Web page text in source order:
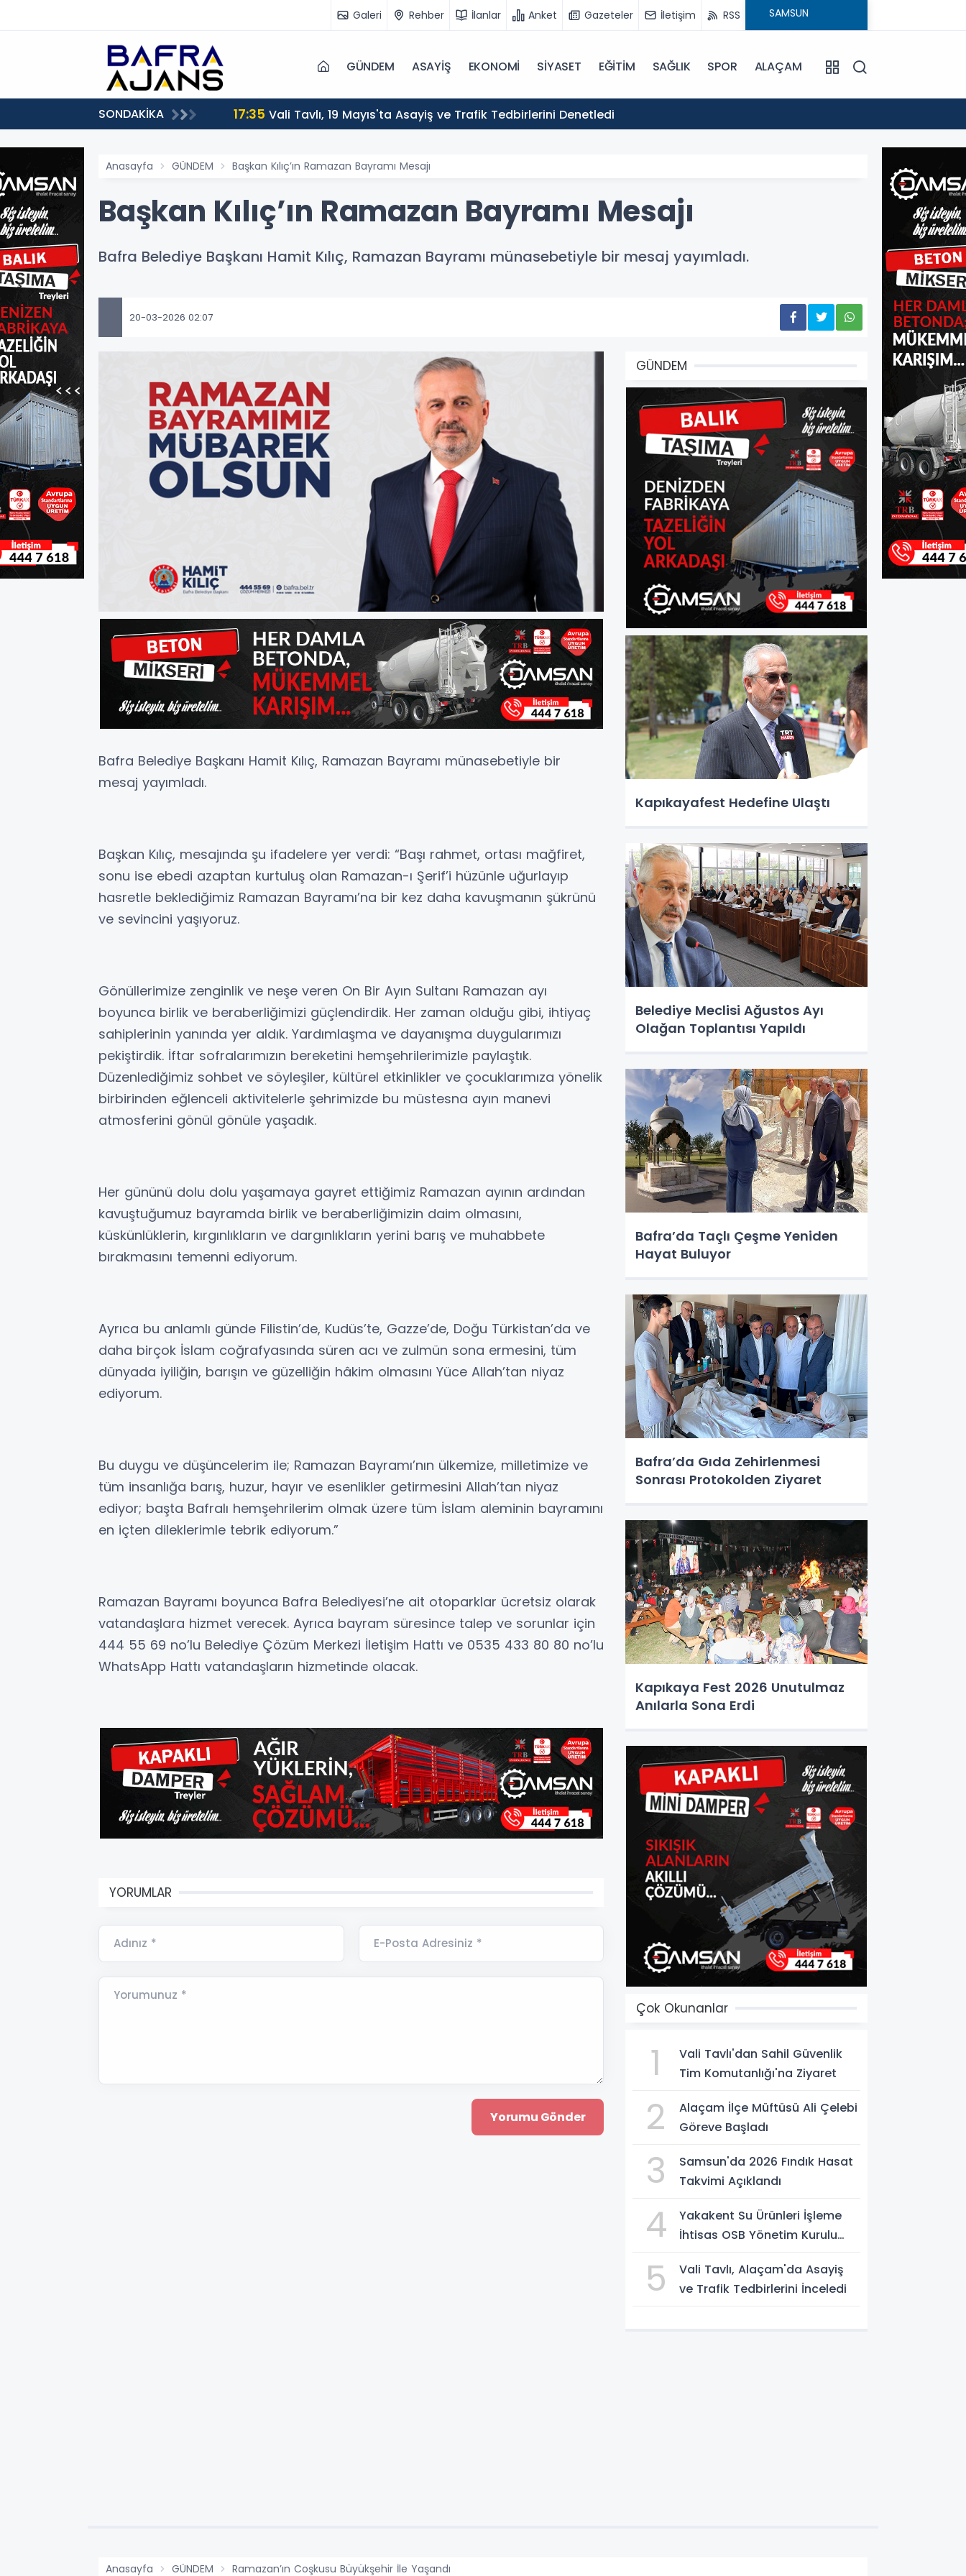
Galeri Rehber İlanlar Anket Gazeteler İletişim RSS
GÜNDEM ASAYİŞ EKONOMİ SİYASET EĞİTİM SAĞLIK SPOR ALAÇAM
SONDAKİKA 17:35 Vali Tavlı, 19 Mayıs'ta Asayiş ve Trafik Tedbirlerini Denetledi
Anasayfa GÜNDEM Başkan Kılıç’ın Ramazan Bayramı Mesajı
Başkan Kılıç’ın Ramazan Bayramı Mesajı
Bafra Belediye Başkanı Hamit Kılıç, Ramazan Bayramı münasebetiyle bir mesaj yayımladı.
20-03-2026 02:07
Bafra Belediye Başkanı Hamit Kılıç, Ramazan Bayramı münasebetiyle bir
mesaj yayımladı.
Başkan Kılıç, mesajında şu ifadelere yer verdi: “Başı rahmet, ortası mağfiret,
sonu ise ebedi azaptan kurtuluş olan Ramazan-ı Şerif’i hüzünle uğurlayıp
hasretle beklediğimiz Ramazan Bayramı’na bir kez daha kavuşmanın şükrünü
ve sevincini yaşıyoruz.
Gönüllerimize zenginlik ve neşe veren On Bir Ayın Sultanı Ramazan ayı
boyunca birlik ve beraberliğimizi güçlendirdik. Her zaman olduğu gibi, ihtiyaç
sahiplerinin yanında yer aldık. Yardımlaşma ve dayanışma duygularımızı
pekiştirdik. İftar sofralarımızın bereketini hemşehrilerimizle paylaştık.
Düzenlediğimiz sohbet ve söyleşiler, kültürel etkinlikler ve çocuklarımıza yönelik
birbirinden eğlenceli aktivitelerle şehrimizde bu müstesna ayın manevi
atmosferini gönül gönüle yaşadık.
Her gününü dolu dolu yaşamaya gayret ettiğimiz Ramazan ayının ardından
kavuştuğumuz bayramda birlik ve beraberliğimizin daim olmasını,
küskünlüklerin, kırgınlıkların ve dargınlıkların yerini barış ve muhabbete
bırakmasını temenni ediyorum.
Ayrıca bu anlamlı günde Filistin’de, Kudüs’te, Gazze’de, Doğu Türkistan’da ve
daha birçok İslam coğrafyasında süren acı ve zulmün sona ermesini, tüm
dünyada iyiliğin, barışın ve güzelliğin hâkim olmasını Yüce Allah’tan niyaz
ediyorum.
Bu duygu ve düşüncelerim ile; Ramazan Bayramı’nın ülkemize, milletimize ve
tüm insanlığa barış, huzur, hayır ve esenlikler getirmesini Allah’tan niyaz
ediyor; başta Bafralı hemşehrilerim olmak üzere tüm İslam aleminin bayramını
en içten dileklerimle tebrik ediyorum.”
Ramazan Bayramı boyunca Bafra Belediyesi’ne ait otoparklar ücretsiz olarak
vatandaşlara hizmet verecek. Ayrıca bayram süresince talep ve sorunlar için
444 55 69 no’lu Belediye Çözüm Merkezi İletişim Hattı ve 0535 433 80 80 no’lu
WhatsApp Hattı vatandaşların hizmetinde olacak.
YORUMLAR
Adınız * E-Posta Adresiniz *
Yorumunuz *
GÜNDEM
Kapıkayafest Hedefine Ulaştı
Belediye Meclisi Ağustos Ayı
Olağan Toplantısı Yapıldı
Bafra’da Taçlı Çeşme Yeniden
Hayat Buluyor
Bafra’da Gıda Zehirlenmesi
Sonrası Protokolden Ziyaret
Kapıkaya Fest 2026 Unutulmaz
Anılarla Sona Erdi
Çok Okunanlar
1
Vali Tavlı'dan Sahil Güvenlik
Tim Komutanlığı'na Ziyaret
2
Alaçam İlçe Müftüsü Ali Çelebi
Göreve Başladı
3
Samsun'da 2026 Fındık Hasat
Takvimi Açıklandı
4
Yakakent Su Ürünleri İşleme
İhtisas OSB Yönetim Kurulu
5
Vali Tavlı, Alaçam'da Asayiş
ve Trafik Tedbirlerini İnceledi
Anasayfa GÜNDEM Ramazan’ın Coşkusu Büyükşehir İle Yaşandı